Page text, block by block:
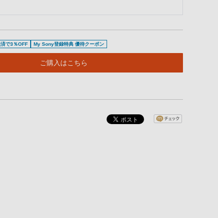
で3％OFF My Sony登録特典 優待クーポン
ご購入はこちら